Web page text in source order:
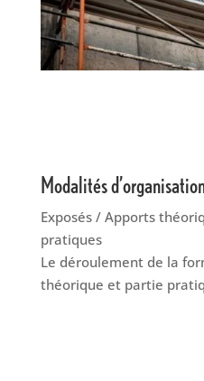
Modalités
Exposés / Apports
pratiques
Le déroulement de la
théorique et partie